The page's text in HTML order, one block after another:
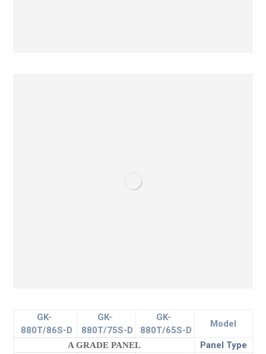
GK-
880T/65S-D
GK-
880T/75S-D
GK-
880T/86S-D
Panel Type
A GRADE PANEL